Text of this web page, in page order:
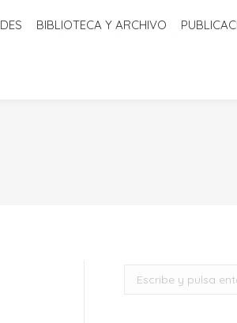
Y ARCHIVO PUBLICACIONES
Buscar:
BIBLIOTECA Y ARCHIVO